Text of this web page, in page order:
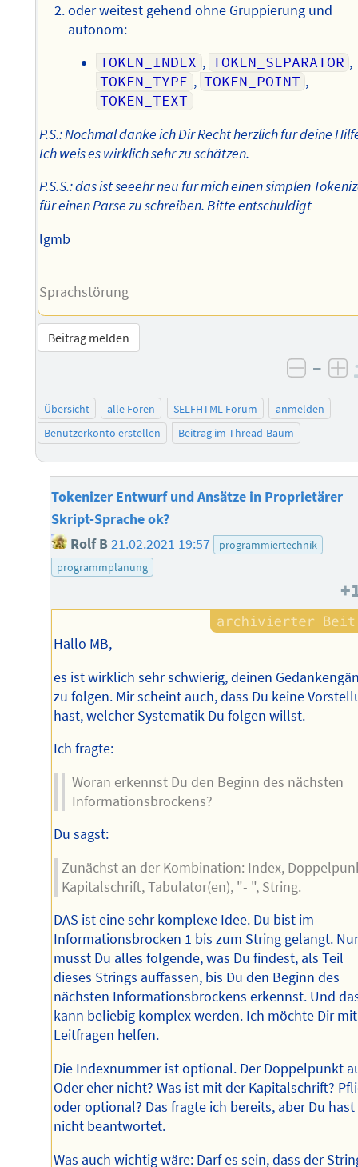
oder weitest gehend ohne Gruppierung und
autonom:
TOKEN_INDEX , TOKEN_SEPARATOR ,
TOKEN_TYPE , TOKEN_POINT ,
TOKEN_TEXT
P.S.: Nochmal danke ich Dir Recht herzlich für deine
Ich weis es wirklich sehr zu schätzen.
P.S.S.: das ist seeehr neu für mich einen simplen
für einen Parse zu schreiben. Bitte entschuldigt
lgmb
--
Sprachstörung
Beitrag melden
–
Übersicht alle Foren SELFHTML-Forum
anmelden
Benutzerkonto erstellen
Beitrag im Thread-Baum
Tokenizer Entwurf und Ansätze in Proprietärer
Skript-Sprache ok?
Rolf B21.02.2021 19:57
programmiertechnik
programmplanung
Hallo MB,
es ist wirklich sehr schwierig, deinen
zu folgen. Mir scheint auch, dass Du keine
hast, welcher Systematik Du folgen willst.
Ich fragte:
Woran erkennst Du den Beginn des nächsten
Informationsbrockens?
Du sagst:
Zunächst an der Kombination: Index,
Kapitalschrift, Tabulator(en), "- ", String.
DAS ist eine sehr komplexe Idee. Du bist im
Informationsbrocken 1 bis zum String gelangt.
musst Du alles folgende, was Du findest, als Teil
dieses Strings auffassen, bis Du den Beginn des
nächsten Informationsbrockens erkennst. Und
kann beliebig komplex werden. Ich möchte Dir mit
Leitfragen helfen.
Die Indexnummer ist optional. Der Doppelpunkt
Oder eher nicht? Was ist mit der Kapitalschrift?
oder optional? Das fragte ich bereits, aber Du hast
nicht beantwortet.
Was auch wichtig wäre: Darf es sein, dass der